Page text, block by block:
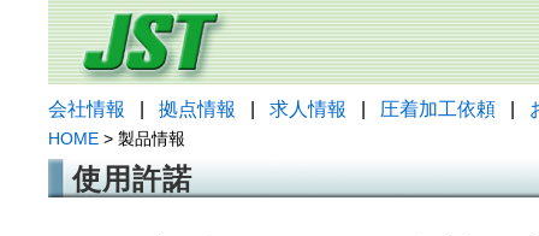
会社情報 拠点情報 求人情報 圧着加工依頼
HOME > 製品情報
使用許諾